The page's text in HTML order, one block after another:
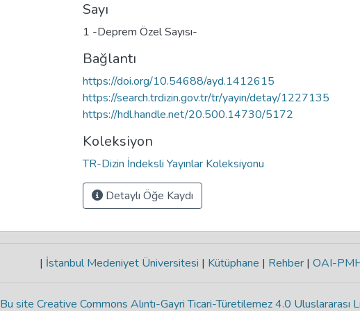
Sayı
1 -Deprem Özel Sayısı-
Bağlantı
https://doi.org/10.54688/ayd.1412615
https://search.trdizin.gov.tr/tr/yayin/detay/1227135
https://hdl.handle.net/20.500.14730/5172
Koleksiyon
TR-Dizin İndeksli Yayınlar Koleksiyonu
Detaylı Öğe Kaydı
| İstanbul Medeniyet Üniversitesi | Kütüphane | Rehber | OAI-
Bu site Creative Commons Alıntı-Gayri Ticari-Türetilemez 4.0 Uluslararası